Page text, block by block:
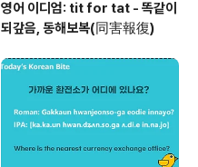
영어 이디엄: tit for tat - 똑같이
되갚음, 동해보복(同害報復)